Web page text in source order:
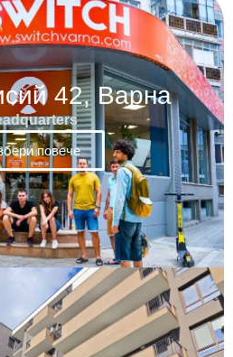
42, Варна
повече